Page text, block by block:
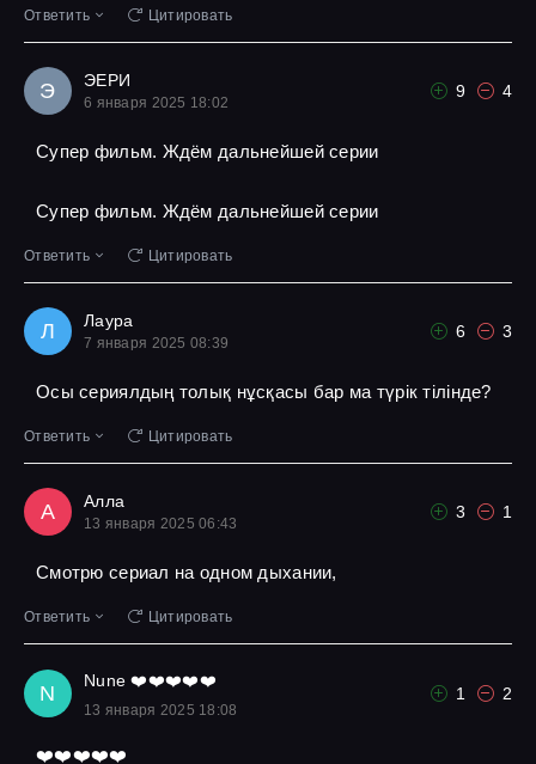
Ответить Цитировать
Э ЭЕРИ
6 января 2025 18:02
9 4
Супер фильм. Ждём дальнейшей серии
Супер фильм. Ждём дальнейшей серии
Ответить Цитировать
Л Лаура
7 января 2025 08:39
6 3
Осы сериялдың толық нұсқасы бар ма түрік тілінде?
Ответить Цитировать
А Алла
13 января 2025 06:43
3 1
Смотрю сериал на одном дыхании,
Ответить Цитировать
N
Nune ❤️❤️❤️❤️❤️
13 января 2025 18:08
1 2
❤️❤️❤️❤️❤️